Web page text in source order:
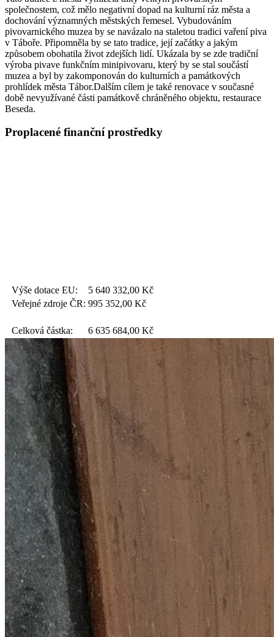
společnostem, což mělo negativní dopad na kulturní ráz města a
dochování významných městských řemesel. Vybudováním
pivovarnického muzea by se navázalo na staletou tradici vaření piva
v Táboře. Připomněla by se tato tradice, její začátky a jakým
způsobem obohatila život zdejších lidí. Ukázala by se zde tradiční
výroba pivave funkčním minipivovaru, který by se stal součástí
muzea a byl by zakomponován do kulturních a památkových
prohlídek města Tábor.Dalším cílem je také renovace v současné
době nevyužívané části památkově chráněného objektu, restaurace
Beseda.
Proplacené finanční prostředky
Výše dotace EU: 5 640 332,00 Kč
Veřejné zdroje ČR: 995 352,00 Kč
Celková částka: 6 635 684,00 Kč